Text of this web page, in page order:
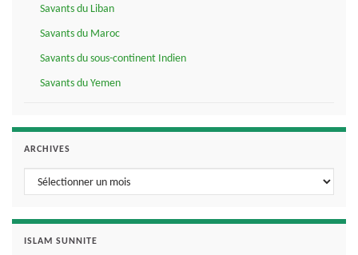
Savants du Liban
Savants du Maroc
Savants du sous-continent Indien
Savants du Yemen
ARCHIVES
Archives
ISLAM SUNNITE